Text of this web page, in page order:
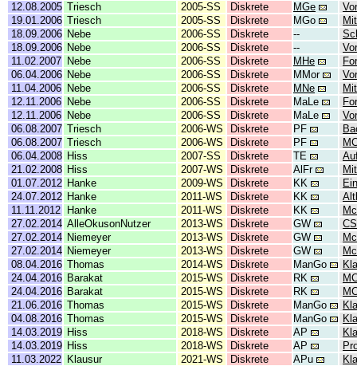
12.08.2005 Triesch 2005-SS Diskrete MGe
19.01.2006 Triesch 2005-SS Diskrete MGo
18.09.2006 Nebe 2006-SS Diskrete --
18.09.2006 Nebe 2006-SS Diskrete --
11.02.2007 Nebe 2006-SS Diskrete MHe
06.04.2006 Nebe 2006-SS Diskrete MMor
11.04.2006 Nebe 2006-SS Diskrete MNe
12.11.2006 Nebe 2006-SS Diskrete MaLe
12.11.2006 Nebe 2006-SS Diskrete MaLe
06.08.2007 Triesch 2006-WS Diskrete PF
06.08.2007 Triesch 2006-WS Diskrete PF
06.04.2008 Hiss 2007-SS Diskrete TE
21.02.2008 Hiss 2007-WS Diskrete AlFr
01.07.2012 Hanke 2009-WS Diskrete KK
24.07.2012 Hanke 2011-WS Diskrete KK
11.11.2012
Hanke 2011-WS Diskrete KK
27.02.2014 AlleOkusonNutzer 2013-WS Diskrete GW
27.02.2014 Niemeyer 2013-WS Diskrete GW
27.02.2014 Niemeyer 2013-WS Diskrete GW
08.04.2016 Thomas 2014-WS Diskrete ManGo
24.04.2016 Barakat 2015-WS Diskrete RK
24.04.2016 Barakat 2015-WS Diskrete RK
21.06.2016 Thomas 2015-WS Diskrete ManGo
04.08.2016 Thomas 2015-WS Diskrete ManGo
14.03.2019 Hiss 2018-WS Diskrete AP
14.03.2019 Hiss 2018-WS Diskrete AP
11.03.2022 Klausur 2021-WS Diskrete APu